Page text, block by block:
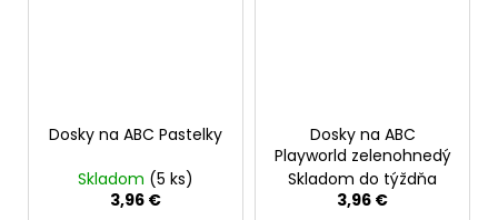
Dosky na ABC Pastelky
Skladom (5 ks)
3,96 €
Dosky na ABC
Playworld zelenohnedý
Skladom do týždňa
3,96 €